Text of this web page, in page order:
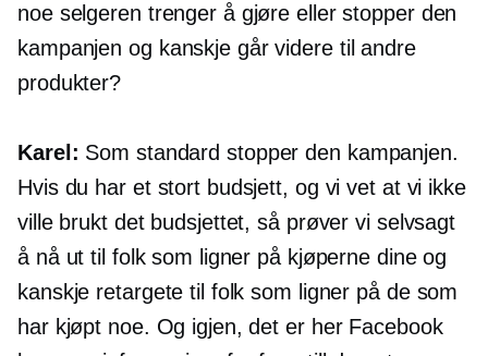
noe selgeren trenger å gjøre eller stopper den
kampanjen og kanskje går videre til andre
produkter?
Karel: Som standard stopper den kampanjen.
Hvis du har et stort budsjett, og vi vet at vi ikke
ville brukt det budsjettet, så prøver vi selvsagt
å nå ut til folk som ligner på kjøperne dine og
kanskje retargete til folk som ligner på de som
har kjøpt noe. Og igjen, det er her Facebook